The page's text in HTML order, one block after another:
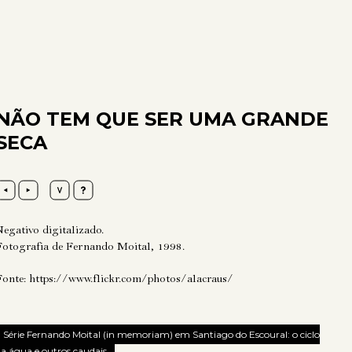
TEM QUE SER UMA GRANDE
digitalizado.
de Fernando Moital, 1998.
https://www.flickr.com/photos/alacraus/
Série Fernando Moital (in memoriam) em Santiago do Escoural: o ciclo